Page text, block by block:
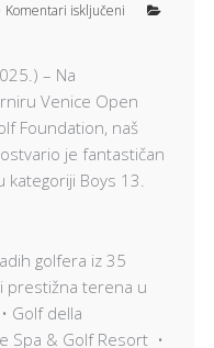
Komentari isključeni
– Na
Venice Open
Foundation, naš
je fantastičan
kategoriji Boys 13.
golfera iz 35
prestižna terena u
Golf della
Spa & Golf Resort •